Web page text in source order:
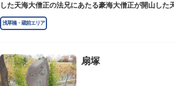
した天海大僧正の法兄にあたる豪海大僧正が開山した
王の梵字を刻んだ板碑が境内に残っています。
浅草橋・蔵前エリア
扇塚